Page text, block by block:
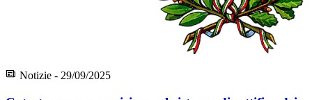
Notizie - 29/09/2025